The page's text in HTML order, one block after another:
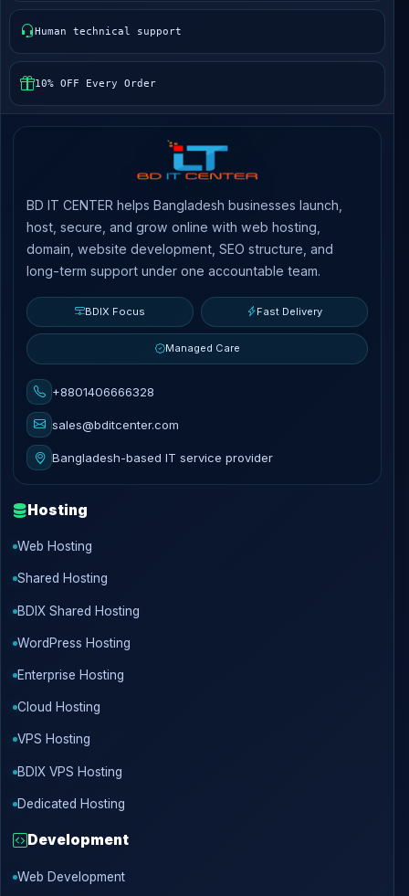
Human technical support
10% OFF Every Order
BD IT CENTER helps Bangladesh businesses launch,
host, secure, and grow online with web hosting,
domain, website development, SEO structure, and
long-term support under one accountable team.
BDIX Focus Fast Delivery
Managed Care
+8801406666328
sales@bditcenter.com
Bangladesh-based IT service provider
Hosting
Web Hosting
Shared Hosting
BDIX Shared Hosting
WordPress Hosting
Enterprise Hosting
Cloud Hosting
VPS Hosting
BDIX VPS Hosting
Dedicated Hosting
Development
Web Development